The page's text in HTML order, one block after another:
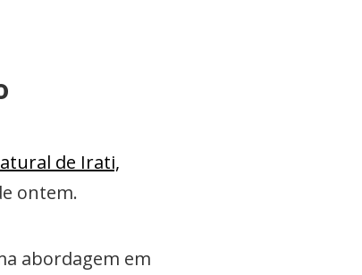
de Irati,
ontem.
abordagem em